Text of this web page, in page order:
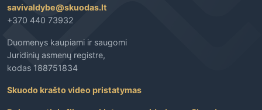
savivaldybe@skuodas.lt
+370 440 73932
Duomenys kaupiami ir saugomi
Juridinių asmenų registre,
kodas 188751834
Skuodo krašto video pristatymas